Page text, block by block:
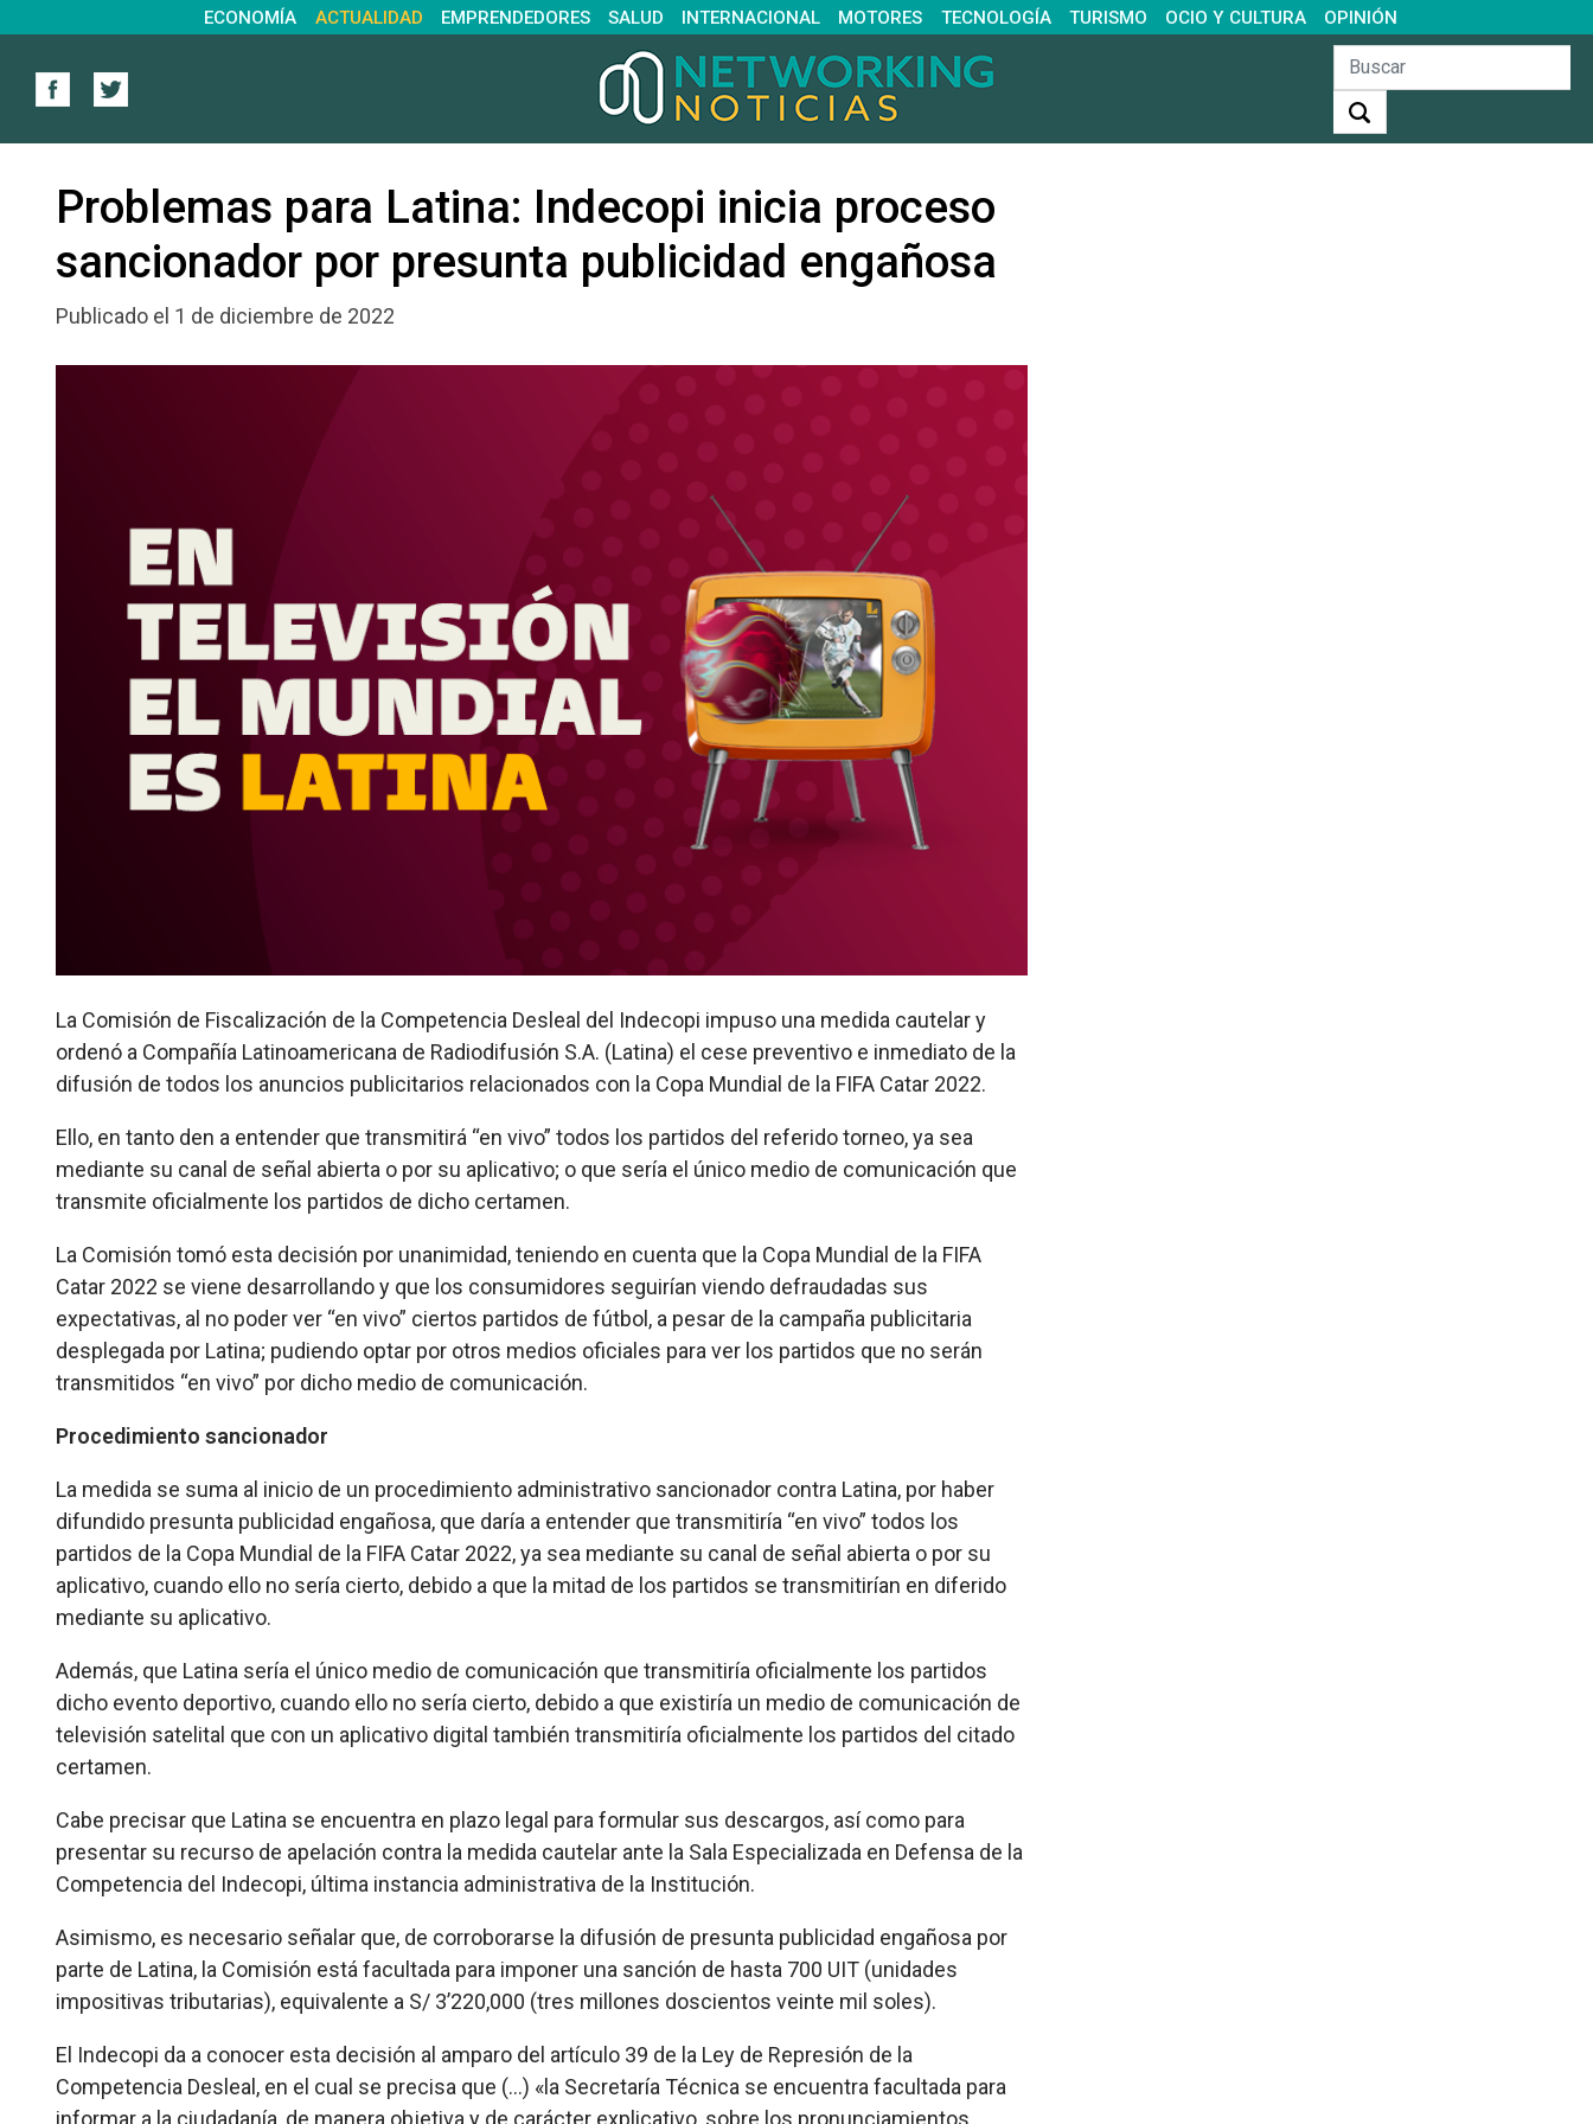
ECONOMÍA ACTUALIDAD EMPRENDEDORES SALUD INTERNACIONAL MOTORES TECNOLOGÍA TURISMO OCIO Y CULTURA OPINIÓN
Problemas para Latina: Indecopi inicia proceso
sancionador por presunta publicidad engañosa
Publicado el 1 de diciembre de 2022
La Comisión de Fiscalización de la Competencia Desleal del Indecopi impuso una medida cautelar y
ordenó a Compañía Latinoamericana de Radiodifusión S.A. (Latina) el cese preventivo e inmediato de la
difusión de todos los anuncios publicitarios relacionados con la Copa Mundial de la FIFA Catar 2022.
Ello, en tanto den a entender que transmitirá “en vivo” todos los partidos del referido torneo, ya sea
mediante su canal de señal abierta o por su aplicativo; o que sería el único medio de comunicación que
transmite oficialmente los partidos de dicho certamen.
La Comisión tomó esta decisión por unanimidad, teniendo en cuenta que la Copa Mundial de la FIFA
Catar 2022 se viene desarrollando y que los consumidores seguirían viendo defraudadas sus
expectativas, al no poder ver “en vivo” ciertos partidos de fútbol, a pesar de la campaña publicitaria
desplegada por Latina; pudiendo optar por otros medios oficiales para ver los partidos que no serán
transmitidos “en vivo” por dicho medio de comunicación.
Procedimiento sancionador
La medida se suma al inicio de un procedimiento administrativo sancionador contra Latina, por haber
difundido presunta publicidad engañosa, que daría a entender que transmitiría “en vivo” todos los
partidos de la Copa Mundial de la FIFA Catar 2022, ya sea mediante su canal de señal abierta o por su
aplicativo, cuando ello no sería cierto, debido a que la mitad de los partidos se transmitirían en diferido
mediante su aplicativo.
Además, que Latina sería el único medio de comunicación que transmitiría oficialmente los partidos
dicho evento deportivo, cuando ello no sería cierto, debido a que existiría un medio de comunicación de
televisión satelital que con un aplicativo digital también transmitiría oficialmente los partidos del citado
certamen.
Cabe precisar que Latina se encuentra en plazo legal para formular sus descargos, así como para
presentar su recurso de apelación contra la medida cautelar ante la Sala Especializada en Defensa de la
Competencia del Indecopi, última instancia administrativa de la Institución.
Asimismo, es necesario señalar que, de corroborarse la difusión de presunta publicidad engañosa por
parte de Latina, la Comisión está facultada para imponer una sanción de hasta 700 UIT (unidades
impositivas tributarias), equivalente a S/ 3’220,000 (tres millones doscientos veinte mil soles).
El Indecopi da a conocer esta decisión al amparo del artículo 39 de la Ley de Represión de la
Competencia Desleal, en el cual se precisa que (…) «la Secretaría Técnica se encuentra facultada para
informar a la ciudadanía, de manera objetiva y de carácter explicativo, sobre los pronunciamientos